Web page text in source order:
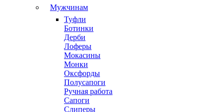
Мужчинам
Туфли
Ботинки
Дерби
Лоферы
Мокасины
Монки
Оксфорды
Полусапоги
Ручная работа
Сапоги
Слиперы